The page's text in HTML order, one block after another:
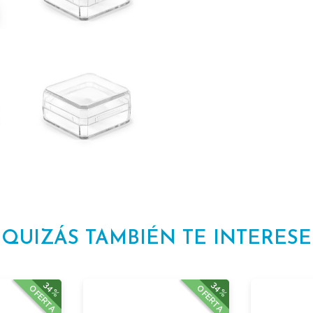
QUIZÁS TAMBIÉN TE INTERESE
34%
OFERTA 34%
OFERTA